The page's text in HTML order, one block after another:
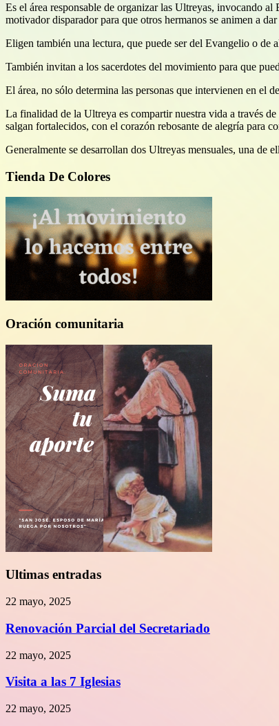
Es el área responsable de organizar las Ultreyas, invocando
motivador disparador para que otros hermanos se animen a
Eligen también una lectura, que puede ser del Evangelio o de
También invitan a los sacerdotes del movimiento para que
El área, no sólo determina las personas que intervienen en el
La finalidad de la Ultreya es compartir nuestra vida a través
salgan fortalecidos, con el corazón rebosante de alegría para
Generalmente se desarrollan dos Ultreyas mensuales, una de
Tienda De Colores
Oración comunitaria
Ultimas entradas
22 mayo, 2025
Renovación Parcial del Secretariado
22 mayo, 2025
Visita a las 7 Iglesias
22 mayo, 2025